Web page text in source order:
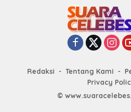
Redaksi Tentang Kami
Privacy
©